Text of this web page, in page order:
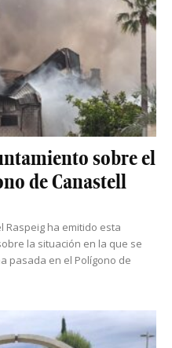
sobre el
de Canastell
Raspeig ha emitido esta
la situación en la que se
pasada en el Polígono de